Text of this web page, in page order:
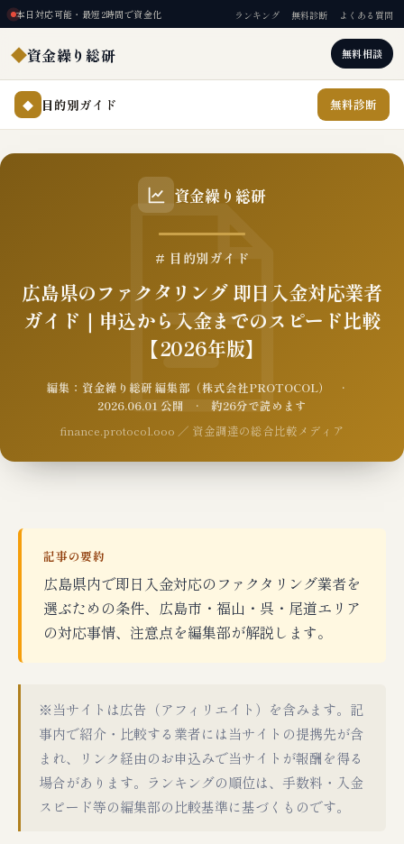
本日対応可能・最短2時間で資金化 ランキング 無料診断 よくある質問
◆資金繰り総研 無料相談
◆ 目的別ガイド 無料診断
資金繰り総研
# 目的別ガイド
広島県のファクタリング 即日入金対応業者
ガイド｜申込から入金までのスピード比較
【2026年版】
編集：資金繰り総研 編集部（株式会社PROTOCOL） ·
2026.06.01 公開 · 約26分で読めます
finance.protocol.ooo ／ 資金調達の総合比較メディア
記事の要約
広島県内で即日入金対応のファクタリング業者を
選ぶための条件、広島市・福山・呉・尾道エリア
の対応事情、注意点を編集部が解説します。
※当サイトは広告（アフィリエイト）を含みます。記
事内で紹介・比較する業者には当サイトの提携先が含
まれ、リンク経由のお申込みで当サイトが報酬を得る
場合があります。ランキングの順位は、手数料・入金
スピード等の編集部の比較基準に基づくものです。